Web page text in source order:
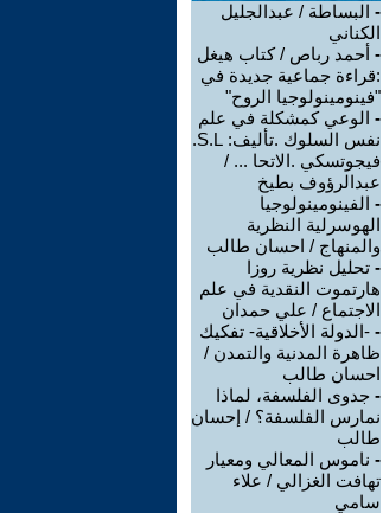
- البساطة / عبدالجليل
الكناني
- أحمد رباص / كتاب هيغل
:قراءة جماعية جديدة في
"فينومينولوجيا الروح"
- الوعي كمشكلة في علم
نفس السلوك .تأليف: S.L.
فيجوتسكي .الاتحا ... /
عبدالرؤوف بطيخ
- الفينومينولوجيا
الهوسرلية النظرية
والمنهاج / احسان طالب
- تحليل نظرية روزا
هارتموت النقدية في علم
الاجتماع / علي حمدان
- -الدولة الأخلاقية- تفكيك
ظاهرة المدنية والتمدن /
احسان طالب
- جدوى الفلسفة، لماذا
نمارس الفلسفة؟ / إحسان
طالب
- ناموس المعالي ومعيار
تهافت الغزالي / علاء
سامي